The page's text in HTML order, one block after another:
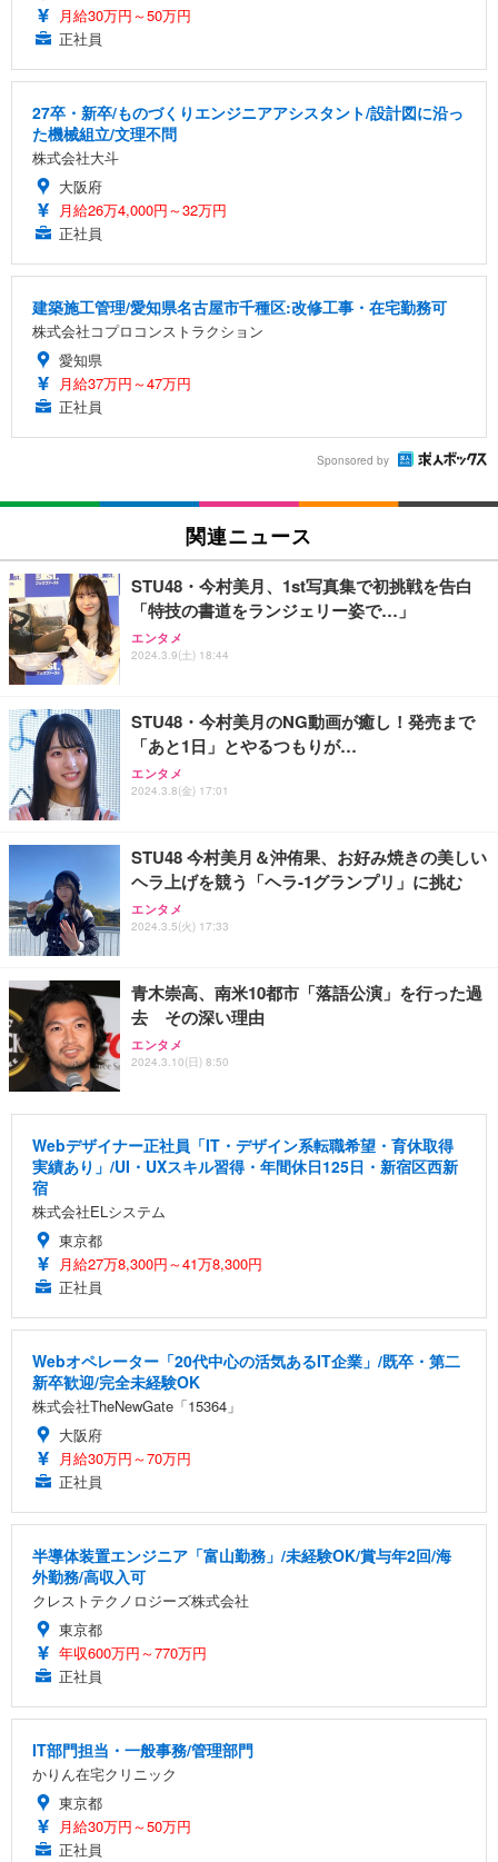
月給30万円～50万円
正社員
27卒・新卒/ものづくりエンジニアアシスタント/設計図に沿っ
た機械組立/文理不問
株式会社大斗
大阪府
月給26万4,000円～32万円
正社員
建築施工管理/愛知県名古屋市千種区:改修工事・在宅勤務可
株式会社コプロコンストラクション
愛知県
月給37万円～47万円
正社員
Sponsored by
関連ニュース
STU48・今村美月、1st写真集で初挑戦を告白
「特技の書道をランジェリー姿で…」
エンタメ
2024.3.9(土) 18:44
STU48・今村美月のNG動画が癒し！発売まで
「あと1日」とやるつもりが…
エンタメ
2024.3.8(金) 17:01
STU48 今村美月＆沖侑果、お好み焼きの美しい
ヘラ上げを競う「ヘラ-1グランプリ」に挑む
エンタメ
2024.3.5(火) 17:33
青木崇高、南米10都市「落語公演」を行った過
去 その深い理由
エンタメ
2024.3.10(日) 8:50
Webデザイナー正社員「IT・デザイン系転職希望・育休取得
実績あり」/UI・UXスキル習得・年間休日125日・新宿区西新
宿
株式会社ELシステム
東京都
月給27万8,300円～41万8,300円
正社員
Webオペレーター「20代中心の活気あるIT企業」/既卒・第二
新卒歓迎/完全未経験OK
株式会社TheNewGate「15364」
大阪府
月給30万円～70万円
正社員
半導体装置エンジニア「富山勤務」/未経験OK/賞与年2回/海
外勤務/高収入可
クレストテクノロジーズ株式会社
東京都
年収600万円～770万円
正社員
IT部門担当・一般事務/管理部門
かりん在宅クリニック
東京都
月給30万円～50万円
正社員